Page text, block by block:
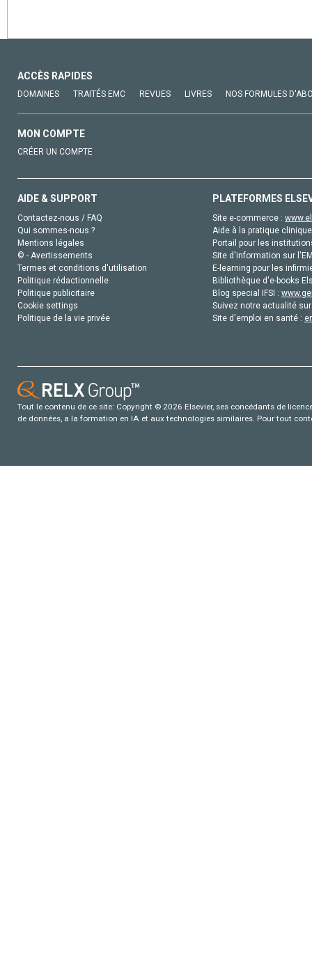
ACCÈS RAPIDES
DOMAINES TRAITÉS EMC REVUES LIVRES NOS FORMULES
MON COMPTE
CRÉER UN COMPTE
AIDE & SUPPORT
Contactez-nous / FAQ
Qui sommes-nous ?
Mentions légales
© - Avertissements
Termes et conditions d'utilisation
Politique rédactionnelle
Politique publicitaire
Cookie settings
Politique de la vie privée
PLATEFORMES
Site e-commerce :
Aide à la pratique
Portail pour les
Site d'information sur
E-learning pour les
Bibliothèque d'e-books
Blog special IFSI :
Suivez notre actualité
Site d'emploi en santé :
Tout le contenu de ce site: Copyright © 2026 Elsevier, ses concédants de
de données, a la formation en IA et aux technologies similaires. Pour tout